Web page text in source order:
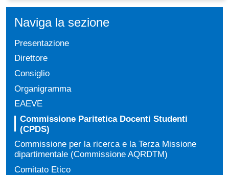
Naviga la sezione
Presentazione
Direttore
Consiglio
Organigramma
EAEVE
Commissione Paritetica Docenti Studenti
(CPDS)
Commissione per la ricerca e la Terza Missione
dipartimentale (Commissione AQRDTM)
Comitato Etico